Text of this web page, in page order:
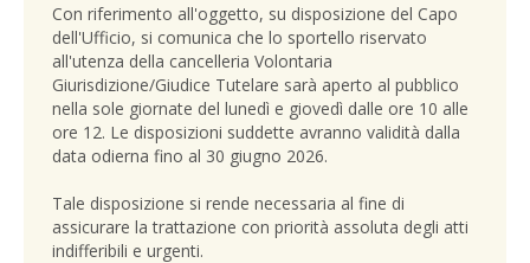
Con riferimento all'oggetto, su disposizione del Capo
dell'Ufficio, si comunica che lo sportello riservato
all'utenza della cancelleria Volontaria
Giurisdizione/Giudice Tutelare sarà aperto al pubblico
nella sole giornate del lunedì e giovedì dalle ore 10 alle
ore 12. Le disposizioni suddette avranno validità dalla
data odierna fino al 30 giugno 2026.
Tale disposizione si rende necessaria al fine di
assicurare la trattazione con priorità assoluta degli atti
indifferibili e urgenti.